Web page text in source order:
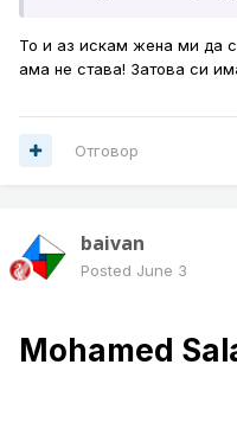
То и аз искам жена ми да
ама не става! Затова си
Отговор
baivan
Posted June 3
Mohamed